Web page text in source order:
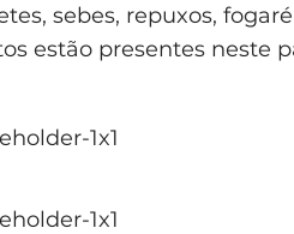
sebes, repuxos,
estão presentes neste